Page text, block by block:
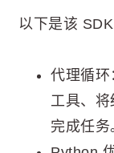
以下是该
代理循环
工具、
完成任务